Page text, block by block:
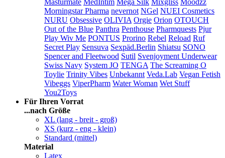
Masturmate MedIntim Mega Silk Mixgliss Moodzz
Morningstar Pharma nevernot NGel NUEI Cosmetics
NURU Obsessive OLIVIA Orgie Orion OTOUCH
Out of the Blue Panthra Penthouse Pharmquests Pjur
Play Wiv Me PONTUS Prorino Rebel Reload Ruf
Secret Play Sensuva Sexpäd.Berlin Shiatsu SONO
Spencer and Fleetwood Sutil Svenjoyment Underwear
Swiss Navy System JO TENGA The Screaming O
Toylie Trinity Vibes Unbekannt Veda.Lab Vegan Fetish
Vibeggs ViperPharm Water Woman Wet Stuff
You2Toys
Für Ihren Vorrat
...nach Größe
XL (lang - breit - groß)
XS (kurz - eng - klein)
Standard (mittel)
Material
Latex